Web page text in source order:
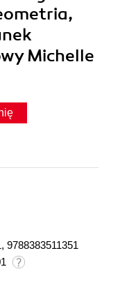
Michelle
9788383511351